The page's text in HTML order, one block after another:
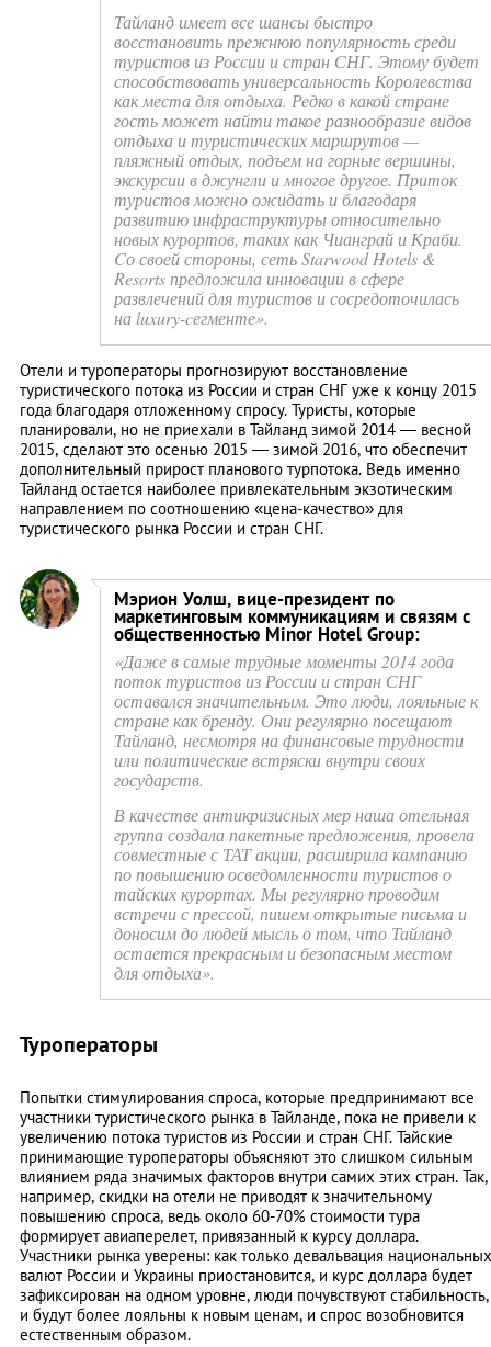
Тайланд имеет все шансы быстро
восстановить прежнюю популярность среди
туристов из России и стран СНГ. Этому будет
способствовать универсальность Королевства
как места для отдыха. Редко в какой стране
гость может найти такое разнообразие видов
отдыха и туристических маршрутов —
пляжный отдых, подъем на горные вершины,
экскурсии в джунгли и многое другое. Приток
туристов можно ожидать и благодаря
развитию инфраструктуры относительно
новых курортов, таких как Чианграй и Краби.
Cо своей стороны, сеть Starwood Hotels &
Resorts предложила инновации в сфере
развлечений для туристов и сосредоточилась
на luxury-cегменте».
Отели и туроператоры прогнозируют восстановление
туристического потока из России и стран СНГ уже к концу 2015
года благодаря отложенному спросу. Туристы, которые
планировали, но не приехали в Тайланд зимой 2014 — весной
2015, сделают это осенью 2015 — зимой 2016, что обеспечит
дополнительный прирост планового турпотока. Ведь именно
Тайланд остается наиболее привлекательным экзотическим
направлением по соотношению «цена-качество» для
туристического рынка России и стран СНГ.
Мэрион Уолш, вице-президент по
маркетинговым коммуникациям и связям с
общественностью Minor Hotel Group:
«Даже в самые трудные моменты 2014 года
поток туристов из России и стран СНГ
оставался значительным. Это люди, лояльные к
стране как бренду. Они регулярно посещают
Тайланд, несмотря на финансовые трудности
или политические встряски внутри своих
государств.
В качестве антикризисных мер наша отельная
группа создала пакетные предложения, провела
совместные с ТАТ акции, расширила кампанию
по повышению осведомленности туристов о
тайских курортах. Мы регулярно проводим
встречи с прессой, пишем открытые письма и
доносим до людей мысль о том, что Тайланд
остается прекрасным и безопасным местом
для отдыха».
Туроператоры
Попытки стимулирования спроса, которые предпринимают все
участники туристического рынка в Тайланде, пока не привели к
увеличению потока туристов из России и стран СНГ. Тайские
принимающие туроператоры объясняют это слишком сильным
влиянием ряда значимых факторов внутри самих этих стран. Так,
например, скидки на отели не приводят к значительному
повышению спроса, ведь около 60-70% стоимости тура
формирует авиаперелет, привязанный к курсу доллара.
Участники рынка уверены: как только девальвация национальных
валют России и Украины приостановится, и курс доллара будет
зафиксирован на одном уровне, люди почувствуют стабильность,
и будут более лояльны к новым ценам, и спрос возобновится
естественным образом.